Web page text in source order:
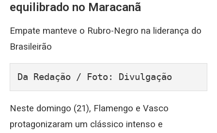
equilibrado no Maracanã
Empate manteve o Rubro-Negro na liderança do
Brasileirão
Da Redação / Foto: Divulgação
Neste domingo (21), Flamengo e Vasco
protagonizaram um clássico intenso e